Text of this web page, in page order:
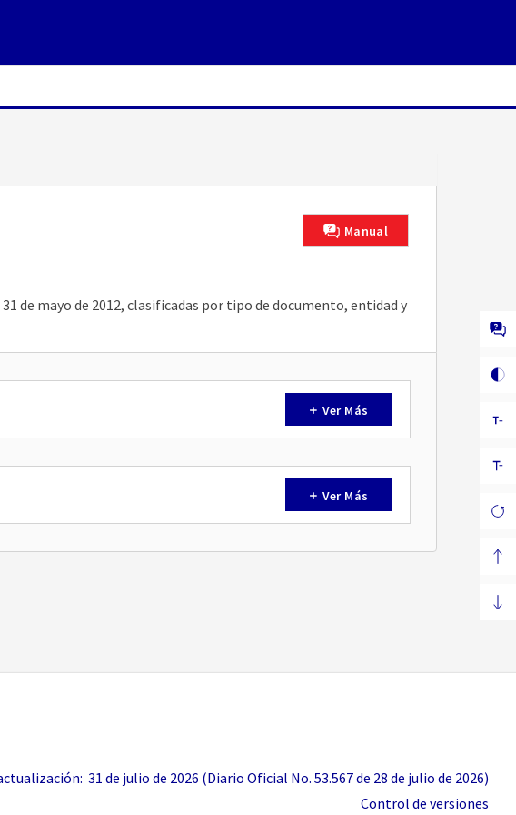
de mayo de 2012, clasificadas por tipo de documento, entidad y
Manual
Ver Más
Ver Más
31 de julio de 2026 (Diario Oficial No. 53.567 de 28 de julio de 2026)
Control de versiones